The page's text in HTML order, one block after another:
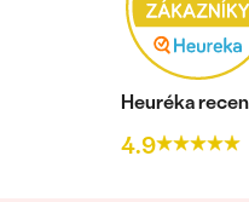
Heuréka
4.9